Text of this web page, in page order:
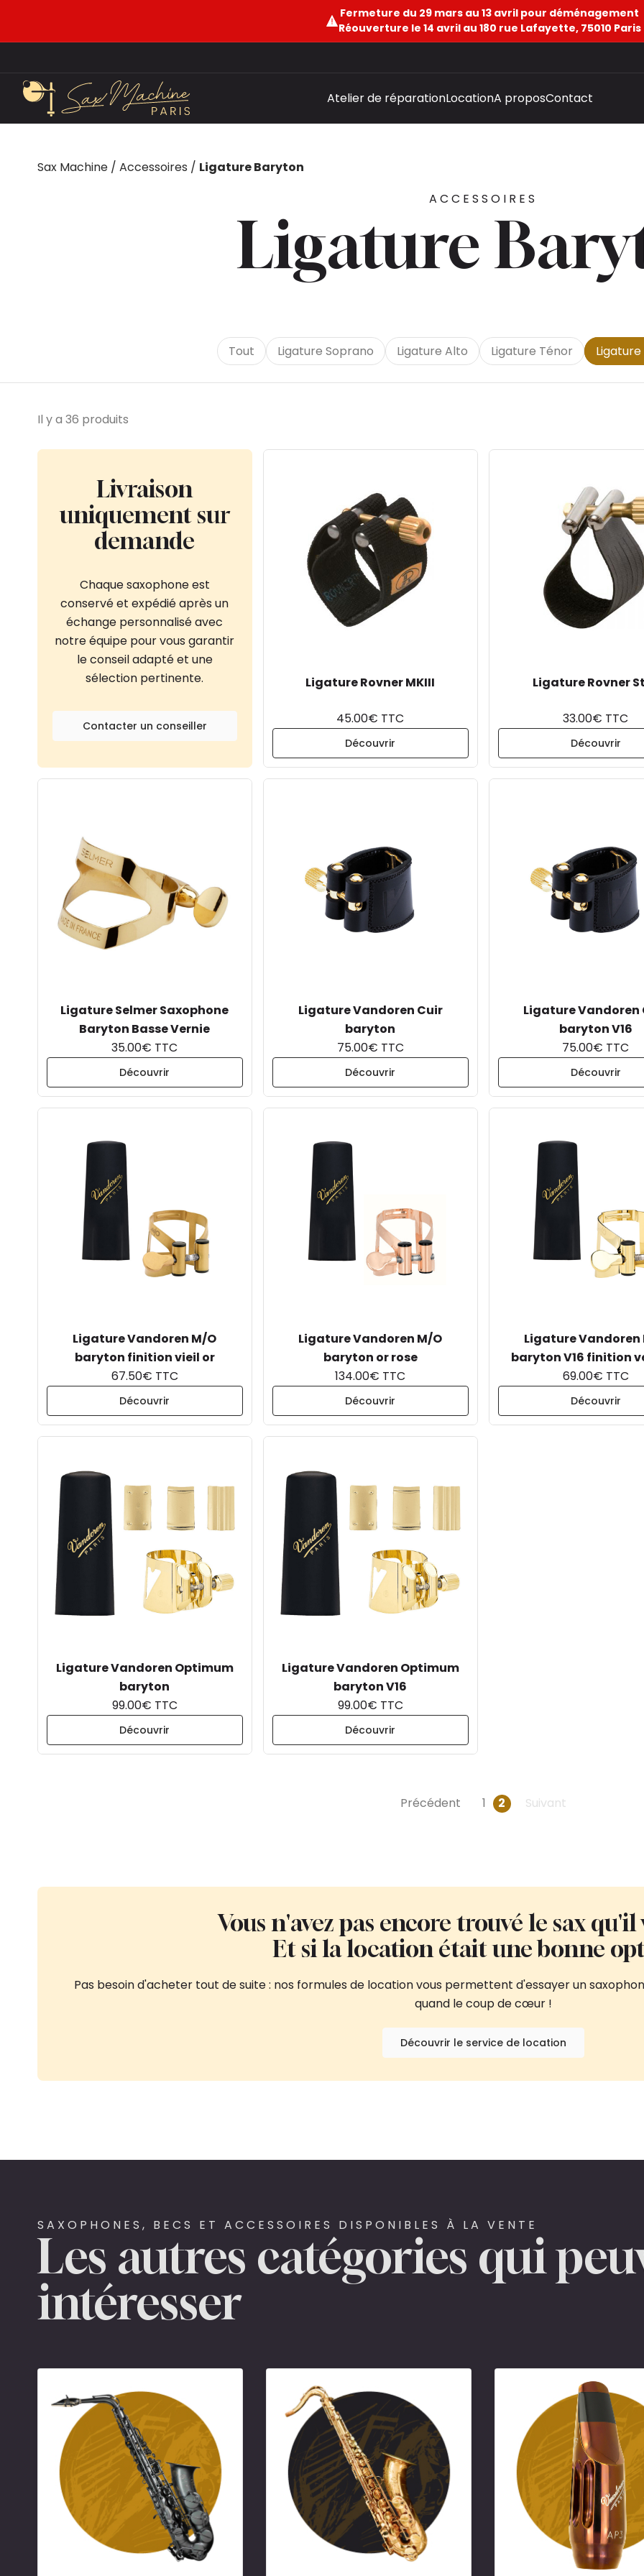
Fermeture du 29 mars au 13 avril pour déménagement
Réouverture le 14 avril au 180 rue Lafayette, 75010 Paris
Atelier de réparationLocationA proposContact
Sax Machine / Accessoires / Ligature Baryton
ACCESSOIRES
Ligature
Tout Ligature Soprano Ligature Alto Ligature Ténor
Il y a 36 produits
Livraison
uniquement sur
demande
Chaque saxophone est
conservé et expédié après un
échange personnalisé avec
notre équipe pour vous garantir
le conseil adapté et une
sélection pertinente.
Contacter un conseiller
Ligature Rovner MKIII
45.00€ TTC
Découvrir
Ligature Rovner
33.00€ TTC
Découvrir
Ligature Selmer Saxophone
Baryton Basse Vernie
35.00€ TTC
Découvrir
Ligature Vandoren Cuir
baryton
75.00€ TTC
Découvrir
Ligature Vandoren
baryton V16
75.00€ TTC
Découvrir
Ligature Vandoren M/O
baryton finition vieil or
67.50€ TTC
Découvrir
Ligature Vandoren M/O
baryton or rose
134.00€ TTC
Découvrir
Ligature Vandoren
baryton V16 finition
69.00€ TTC
Découvrir
Ligature Vandoren Optimum
baryton
99.00€ TTC
Découvrir
Ligature Vandoren Optimum
baryton V16
99.00€ TTC
Découvrir
Précédent 1 2 Suivant
Vous n'avez pas encore trouvé le sax qu'il
Et si la location était une bonne
Pas besoin d'acheter tout de suite : nos formules de location vous permettent d'essayer un
quand le coup de cœur !
Découvrir le service de location
SAXOPHONES, BECS ET ACCESSOIRES DISPONIBLES À LA VENTE
Les autres catégories qui
intéresser